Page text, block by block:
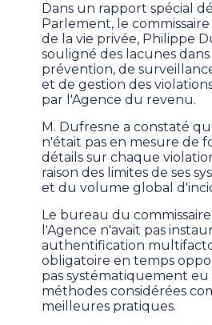
Dans un rapport spécial
Parlement, le
de la vie privée, Philippe
souligné des lacunes
prévention, de
et de gestion des
par l'Agence du revenu.
M. Dufresne a constaté
n'était pas en mesure de
détails sur chaque
raison des limites de ses
et du volume global
Le bureau du
l'Agence n'avait pas
authentification
obligatoire en temps
pas systématiquement
méthodes considérées
meilleures pratiques.